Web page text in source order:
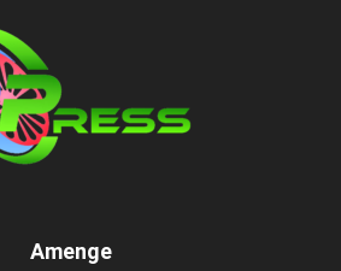
Amenge